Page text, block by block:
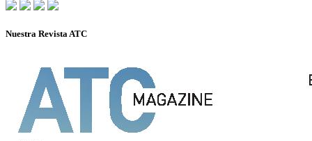
Nuestra Revista ATC